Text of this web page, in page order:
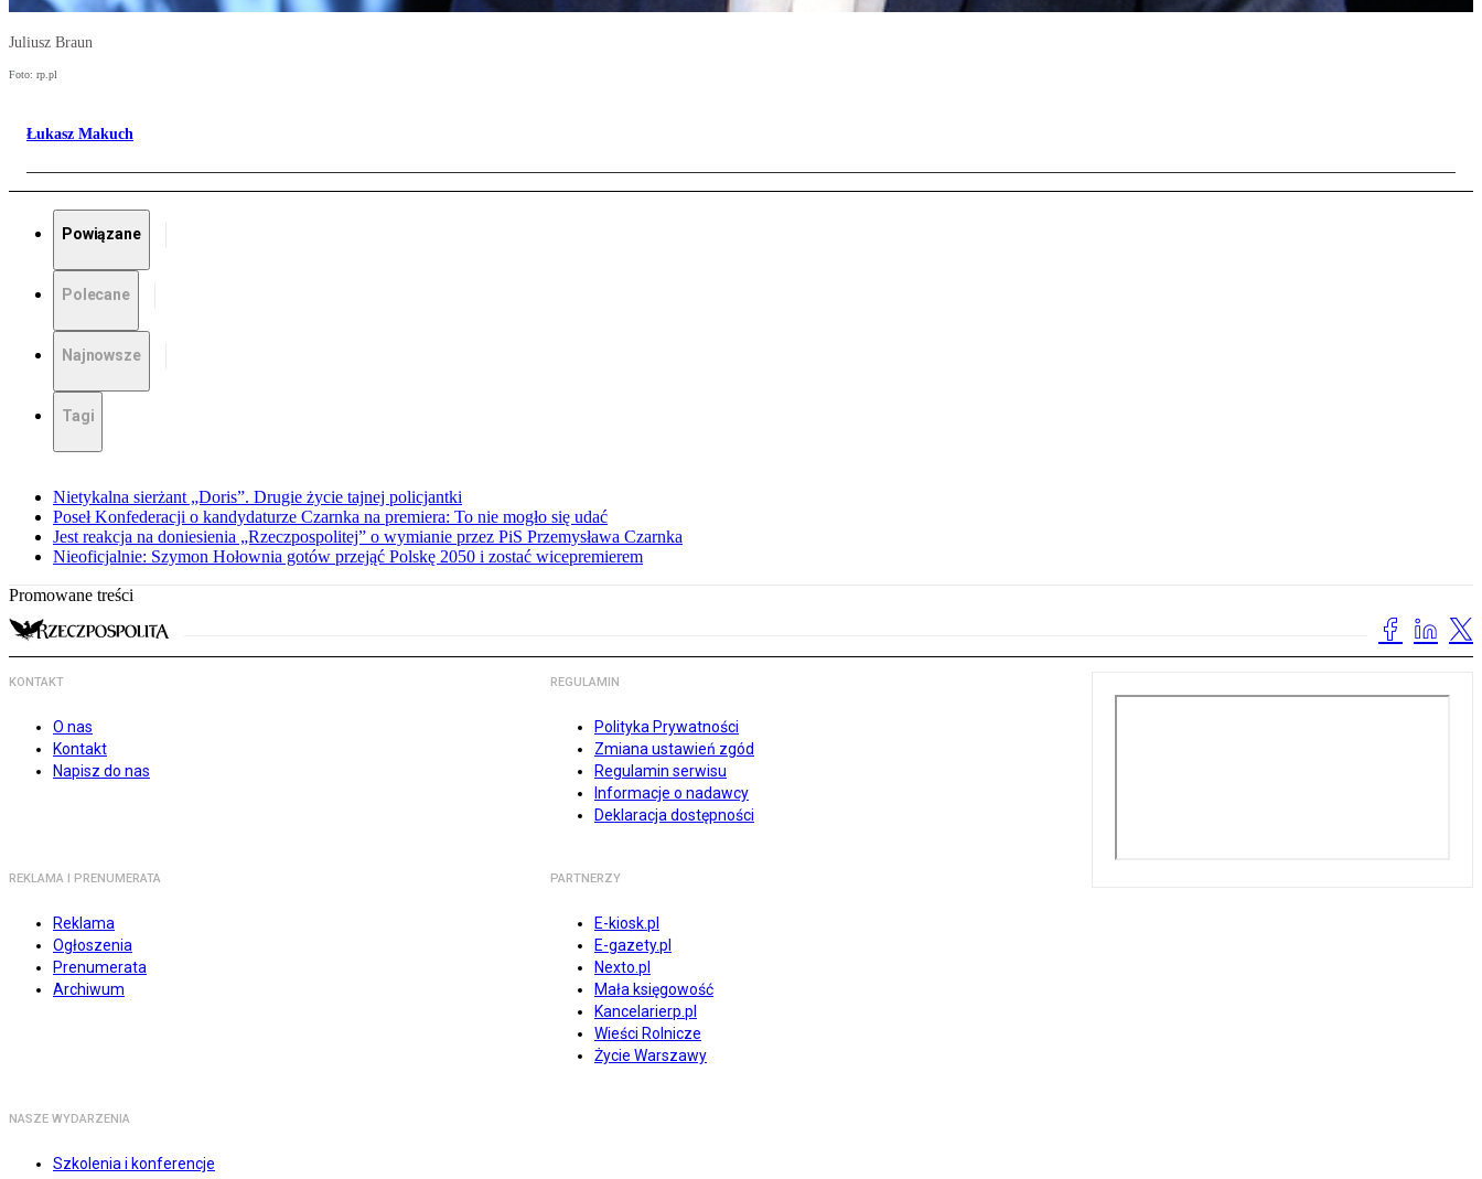
Juliusz Braun
Foto: rp.pl
Łukasz Makuch
Powiązane
Polecane
Najnowsze
Tagi
Nietykalna sierżant „Doris”. Drugie życie tajnej policjantki
Poseł Konfederacji o kandydaturze Czarnka na premiera: To nie mogło się udać
Jest reakcja na doniesienia „Rzeczpospolitej” o wymianie przez PiS Przemysława Czarnka
Nieoficjalnie: Szymon Hołownia gotów przejąć Polskę 2050 i zostać wicepremierem
Promowane treści
KONTAKT
O nas
Kontakt
Napisz do nas
REGULAMIN
Polityka Prywatności
Zmiana ustawień zgód
Regulamin serwisu
Informacje o nadawcy
Deklaracja dostępności
REKLAMA I PRENUMERATA
Reklama
Ogłoszenia
Prenumerata
Archiwum
PARTNERZY
E-kiosk.pl
E-gazety.pl
Nexto.pl
Mała księgowość
Kancelarierp.pl
Wieści Rolnicze
Życie Warszawy
NASZE WYDARZENIA
Szkolenia i konferencje